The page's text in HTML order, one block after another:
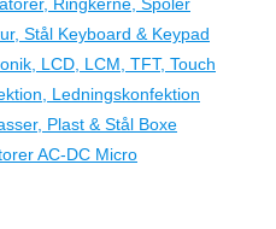
Stål Keyboard & Keypad
LCD, LCM, TFT, Touch
Ledningskonfektion
Plast & Stål Boxe
AC-DC Micro